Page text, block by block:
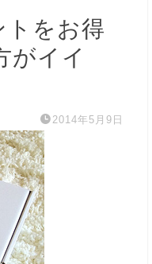
をお得
がイイ
2014年5月9日